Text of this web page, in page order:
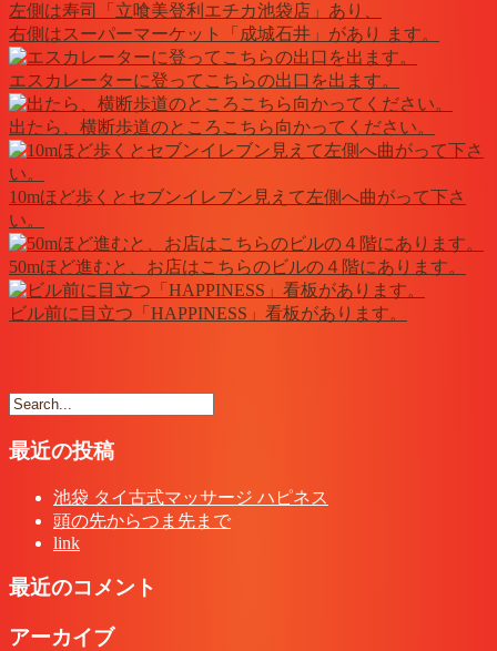
左側は寿司「立喰美登利エチカ池袋店」あり、
右側はスーパーマーケット「成城石井」があり ます。
エスカレーターに登ってこちらの出口を出ます。
出たら、横断歩道のところこちら向かってください。
10mほど歩くとセブンイレブン見えて左側へ曲がって下さ
い。
50mほど進むと、お店はこちらのビルの４階にあります。
ビル前に目立つ「HAPPINESS」看板があります。
最近の投稿
池袋 タイ古式マッサージ ハピネス
頭の先からつま先まで
link
最近のコメント
アーカイブ